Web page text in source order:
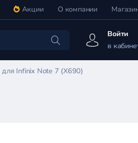
Акции О компании
Войти
в
Infinix Note 7 (X690)